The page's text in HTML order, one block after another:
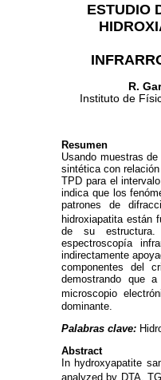
ESTUDIO
R.
Instituto de
Resumen
Usando muestras
sintética con
TPD para el
indica que los
patrones de
hidroxiapatita están
de su estructura.
espectroscopía
indirectamente
componentes del
demostrando que
microscopio
dominante.
Palabras clave:
Abstract
In hydroxyapatite